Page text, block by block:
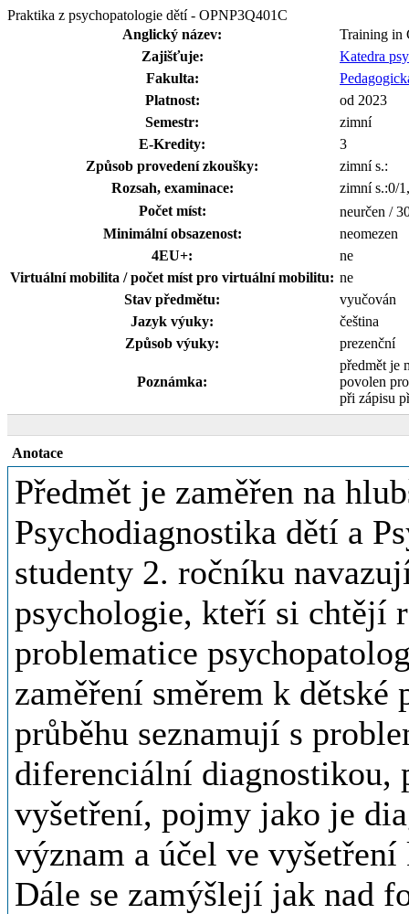
Praktika z psychopatologie dětí - OPNP3Q401C
Anglický název:
Training in
Zajišťuje:
Katedra
Fakulta:
Platnost:
od 2023
Semestr:
zimní
E-Kredity:
3
Způsob provedení zkoušky:
zimní s.:
Rozsah, examinace:
zimní s.:0/
Počet míst:
neurčen /
Minimální obsazenost:
neomezen
4EU+:
ne
Virtuální mobilita / počet míst pro virtuální mobilitu: ne
Stav předmětu:
vyučován
Jazyk výuky:
čeština
Způsob výuky:
prezenční
Poznámka:
předmět je
povolen
při zápisu
Anotace
Předmět je zaměřen na
Psychodiagnostika dětí a
studenty 2. ročníku
psychologie, kteří si chtějí
problematice
zaměření směrem k
průběhu seznamují s
diferenciální diagnostikou,
vyšetření, pojmy jako je
význam a účel ve
Dále se zamýšlejí jak nad